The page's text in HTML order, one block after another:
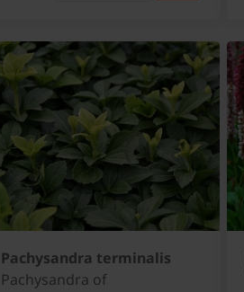
Pachysandra terminalis
Pachysandra of